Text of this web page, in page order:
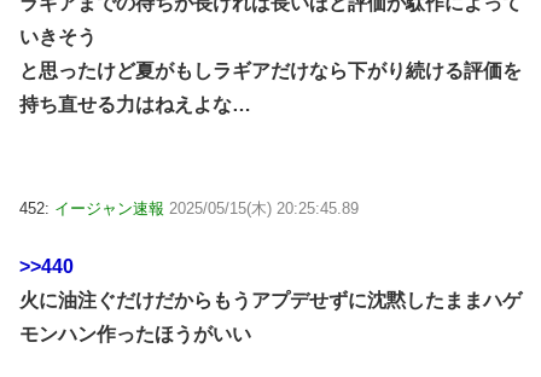
いきそう
と思ったけど夏がもしラギアだけなら下がり続ける評価を
持ち直せる力はねえよな…
452: イージャン速報 2025/05/15(木) 20:25:45.89
>>440
火に油注ぐだけだからもうアプデせずに沈黙したままハゲ
モンハン作ったほうがいい